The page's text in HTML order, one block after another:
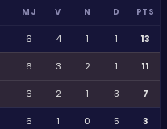
MJ V N D PTS
6 4 1 1 13
6 3 2 1 11
6 2 1 3 7
6 1 0 5 3